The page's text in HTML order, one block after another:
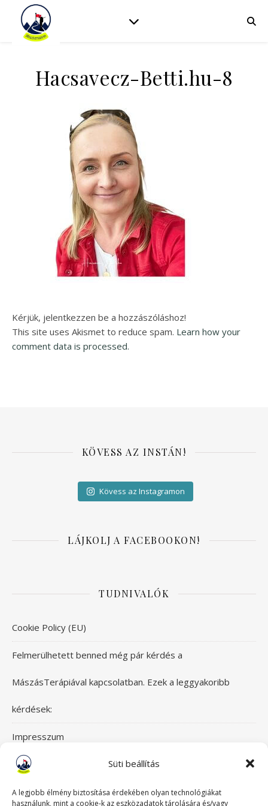
Süti beállítás
A legjobb élmény biztosítása érdekében olyan technológiákat
használunk, mint a cookie-k az eszközadatok tárolására és/vagy
Hacsavecz-Betti.hu-8
Kérjük, jelentkezzen be a hozzászóláshoz!
This site uses Akismet to reduce spam. Learn how your
comment data is processed.
KÖVESS AZ INSTÁN!
Kövess az Instagramon
LÁJKOLJ A FACEBOOKON!
TUDNIVALÓK
Cookie Policy (EU)
Felmerülhetett benned még pár kérdés a
MászásTerápiával kapcsolatban. Ezek a leggyakoribb
kérdések:
Impresszum
Itt érsz el bennünket!
Mászásterápia csapata